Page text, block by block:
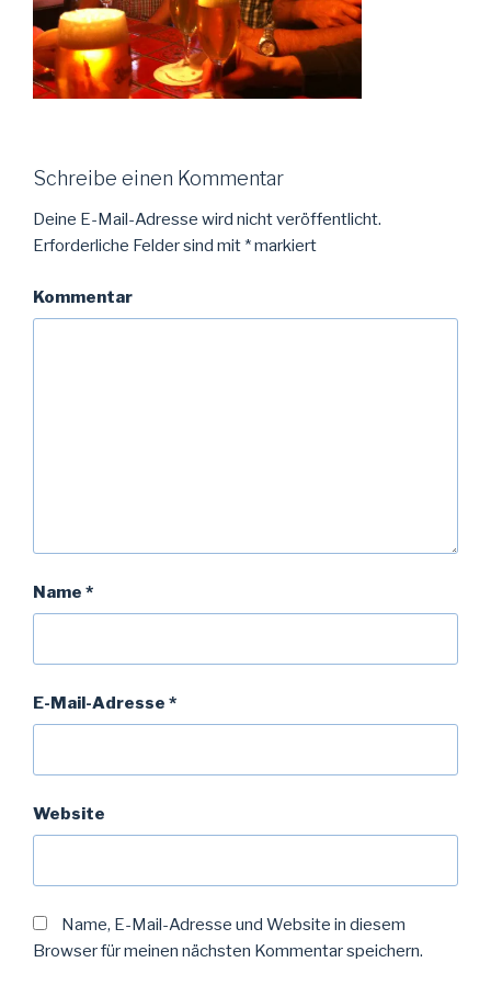
Schreibe einen Kommentar
Deine E-Mail-Adresse wird nicht veröffentlicht.
Erforderliche Felder sind mit *markiert
Kommentar
Name *
E-Mail-Adresse *
Website
Name, E-Mail-Adresse und Website in diesem
Browser für meinen nächsten Kommentar speichern.